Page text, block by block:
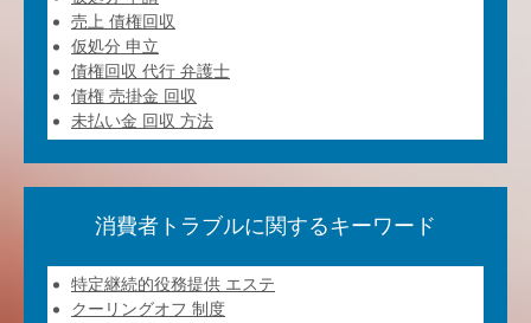
売上 債権回収
仮処分 申立
債権回収 代行 弁護士
債権 売掛金 回収
未払い金 回収 方法
消費者トラブルに関するキーワード
特定継続的役務提供 エステ
クーリングオフ 制度